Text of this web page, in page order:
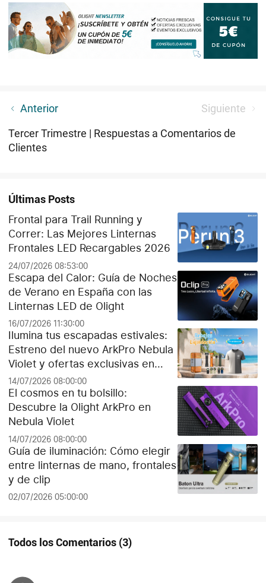
Anterior Siguiente
Descubrir las Novedades del Octubre
Tercer Trimestre | Respuestas a Comentarios de
Clientes
Últimas Posts
Frontal para Trail Running y
Correr: Las Mejores Linternas
Frontales LED Recargables 2026
24/07/2026 08:53:00
Escapa del Calor: Guía de Noches
de Verano en España con las
Linternas LED de Olight
16/07/2026 11:30:00
Ilumina tus escapadas estivales:
Estreno del nuevo ArkPro Nebula
Violet y ofertas exclusivas en
Olight España
14/07/2026 08:00:00
El cosmos en tu bolsillo:
Descubre la Olight ArkPro en
Nebula Violet
14/07/2026 08:00:00
Guía de iluminación: Cómo elegir
entre linternas de mano, frontales
y de clip
02/07/2026 05:00:00
Todos los Comentarios(3)